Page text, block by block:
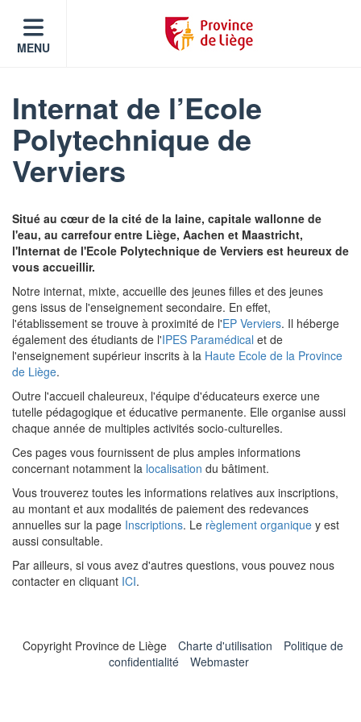
MENU
Internat de l’Ecole
Polytechnique de
Verviers
Situé au cœur de la cité de la laine, capitale wallonne de
l'eau, au carrefour entre Liège, Aachen et Maastricht,
l'Internat de l'Ecole Polytechnique de Verviers est heureux de
vous accueillir.
Notre internat, mixte, accueille des jeunes filles et des jeunes
gens issus de l'enseignement secondaire. En effet,
l'établissement se trouve à proximité de l'EP Verviers. Il héberge
également des étudiants de l'IPES Paramédical et de
l'enseignement supérieur inscrits à la Haute Ecole de la Province
de Liège.
Outre l'accueil chaleureux, l'équipe d'éducateurs exerce une
tutelle pédagogique et éducative permanente. Elle organise aussi
chaque année de multiples activités socio-culturelles.
Ces pages vous fournissent de plus amples informations
concernant notamment la localisation du bâtiment.
Vous trouverez toutes les informations relatives aux inscriptions,
au montant et aux modalités de paiement des redevances
annuelles sur la page Inscriptions. Le règlement organique y est
aussi consultable.
Par ailleurs, si vous avez d'autres questions, vous pouvez nous
contacter en cliquant ICI.
Copyright Province de Liège Charte d'utilisation
Politique de
confidentialité
Webmaster